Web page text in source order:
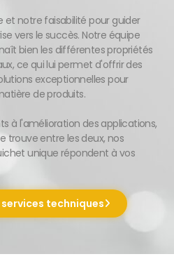
et notre faisabilité pour guider
vers le succès. Notre équipe
bien les différentes propriétés
ce qui lui permet d'offrir des
exceptionnelles pour
de produits.
à l'amélioration des applications,
trouve entre les deux, nos
unique répondent à vos
services techniques